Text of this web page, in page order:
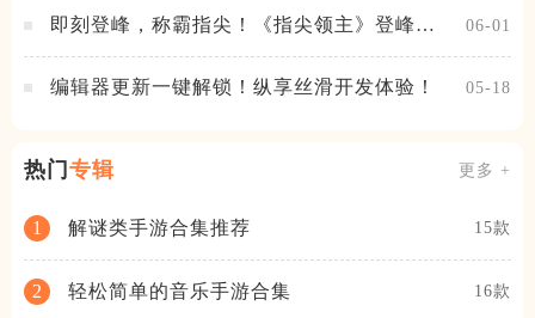
即刻登峰，称霸指尖！《指尖领主》登峰测
06-01
编辑器更新一键解锁！纵享丝滑开发体验！ 05-18
热门 专辑 更多 +
1 解谜类手游合集推荐 15款
2 轻松简单的音乐手游合集 16款